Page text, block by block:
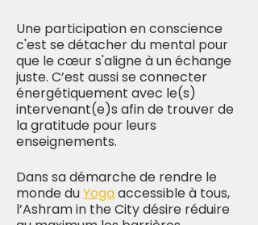
Une participation en conscience
c'est se détacher du mental pour
que le cœur s'aligne à un échange
juste. C’est aussi se connecter
énergétiquement avec le(s)
intervenant(e)s afin de trouver de
la gratitude pour leurs
enseignements.
Dans sa démarche de rendre le
monde duYogaaccessible à tous,
l’Ashram in the City désire réduire